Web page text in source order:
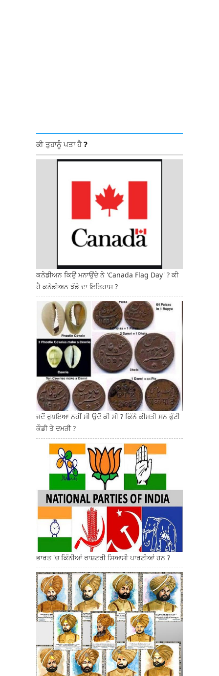
ਕੀ ਤੁਹਾਨੂੰ ਪਤਾ ਹੈ ?
ਕਨੇਡੀਅਨ ਕਿਉਂ ਮਨਾਉਂਦੇ ਨੇ 'Canada Flag Day' ? ਕੀ
ਹੈ ਕਨੇਡੀਅਨ ਝੰਡੇ ਦਾ ਇਤਿਹਾਸ ?
ਜਦੋਂ ਰੁਪਇਆ ਨਹੀਂ ਸੀ ਉਦੋਂ ਕੀ ਸੀ ? ਕਿੰਨੇ ਕੀਮਤੀ ਸਨ ਫੁੱਟੀ
ਕੌਡੀ ਤੇ ਦਮੜੀ ?
ਭਾਰਤ 'ਚ ਕਿੰਨੀਆਂ ਰਾਸ਼ਟਰੀ ਸਿਆਸੀ ਪਾਰਟੀਆਂ ਹਨ ?